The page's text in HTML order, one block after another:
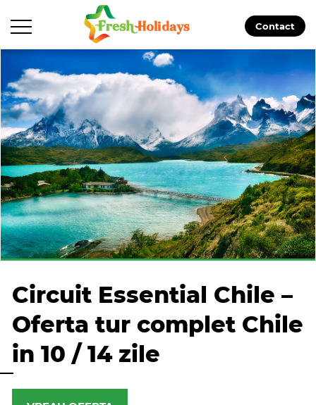
Contact
Circuit Essential Chile –
Oferta tur complet Chile
in 10 / 14 zile